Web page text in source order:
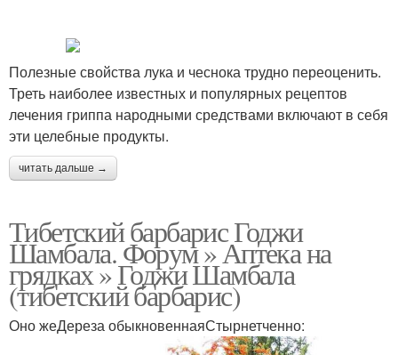
Полезные свойства лука и чеснока трудно переоценить.
Треть наиболее известных и популярных рецептов
лечения гриппа народными средствами включают в себя
эти целебные продукты.
читать дальше →
Тибетский барбарис Годжи
Шамбала. Форум » Аптека на
грядках » Годжи Шамбала
(тибетский барбарис)
Оно жеДереза обыкновеннаяСтырнетченно: